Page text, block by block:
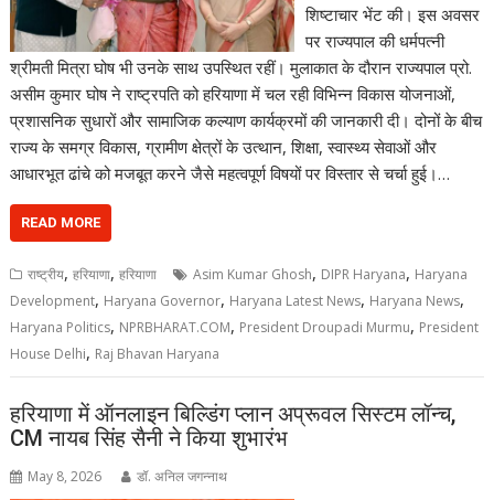
शिष्टाचार भेंट की। इस अवसर
पर राज्यपाल की धर्मपत्नी
श्रीमती मित्रा घोष भी उनके साथ उपस्थित रहीं। मुलाकात के दौरान राज्यपाल प्रो.
असीम कुमार घोष ने राष्ट्रपति को हरियाणा में चल रही विभिन्न विकास योजनाओं,
प्रशासनिक सुधारों और सामाजिक कल्याण कार्यक्रमों की जानकारी दी। दोनों के बीच
राज्य के समग्र विकास, ग्रामीण क्षेत्रों के उत्थान, शिक्षा, स्वास्थ्य सेवाओं और
आधारभूत ढांचे को मजबूत करने जैसे महत्वपूर्ण विषयों पर विस्तार से चर्चा हुई।…
READ MORE
राष्ट्रीय,हरियाणा,हरियाणा Asim Kumar Ghosh, DIPR Haryana, Haryana
Development, Haryana Governor, Haryana Latest News, Haryana News,
Haryana Politics, NPRBHARAT.COM, President Droupadi Murmu, President
House Delhi, Raj Bhavan Haryana
हरियाणा में ऑनलाइन बिल्डिंग प्लान अप्रूवल सिस्टम लॉन्च,
CM नायब सिंह सैनी ने किया शुभारंभ
May 8, 2026 डॉ. अनिल जगन्नाथ